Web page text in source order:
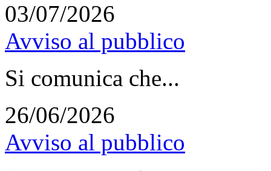
03/07/2026
Avviso al pubblico
Si comunica che...
26/06/2026
Avviso al pubblico